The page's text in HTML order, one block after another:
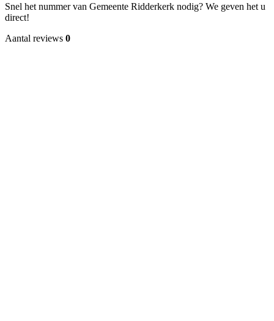
Snel het nummer van Gemeente Ridderkerk nodig? We geven het u
direct!
Aantal reviews 0